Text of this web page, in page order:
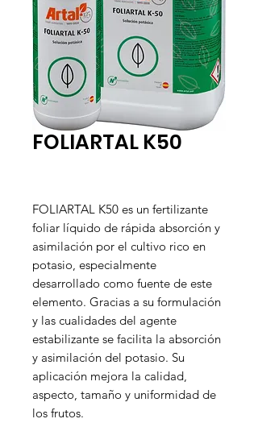
FOLIARTAL K50
FOLIARTAL K50 es un fertilizante
foliar líquido de rápida absorción y
asimilación por el cultivo rico en
potasio, especialmente
desarrollado como fuente de este
elemento. Gracias a su formulación
y las cualidades del agente
estabilizante se facilita la absorción
y asimilación del potasio. Su
aplicación mejora la calidad,
aspecto, tamaño y uniformidad de
los frutos.